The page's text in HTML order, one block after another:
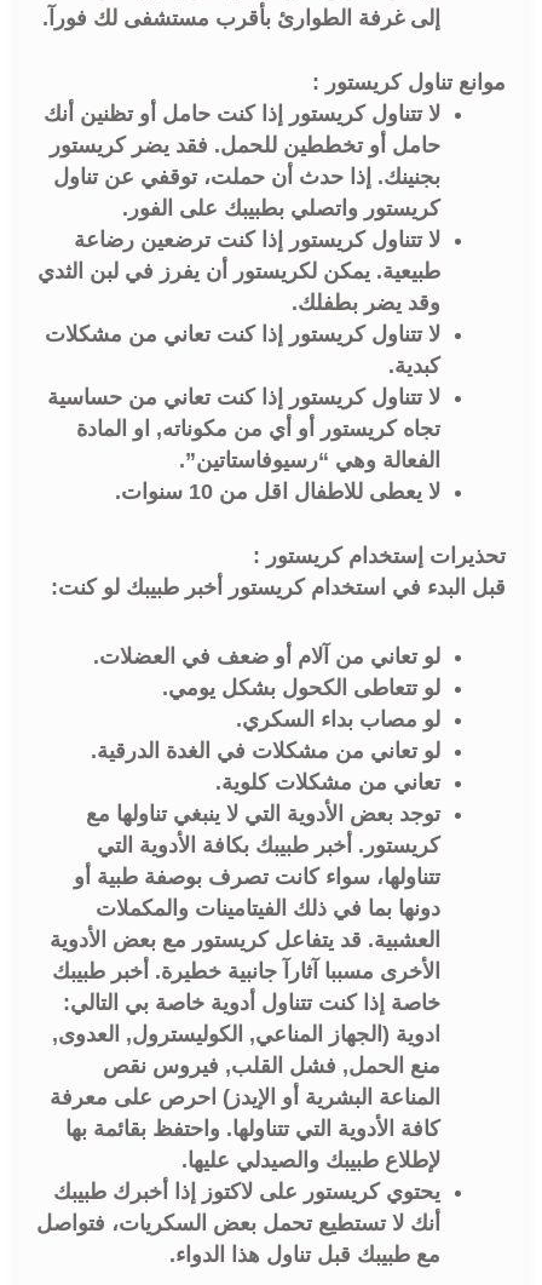
إلى غرفة الطوارئ بأقرب مستشفى لك فورآ.
موانع تناول كريستور :
لا تتناول كريستور إذا كنت حامل أو تظنين أنك
حامل أو تخططين للحمل. فقد يضر كريستور
بجنينك. إذا حدث أن حملت، توقفي عن تناول
كريستور واتصلي بطبيبك على الفور.
لا تتناول كريستور إذا كنت ترضعين رضاعة
طبيعية. يمكن لكريستور أن يفرز في لبن الثدي
وقد يضر بطفلك.
لا تتناول كريستور إذا كنت تعاني من مشكلات
كبدية.
لا تتناول كريستور إذا كنت تعاني من حساسية
تجاه كريستور أو أي من مكوناته, او المادة
الفعالة وهي “رسيوفاستاتين”.
لا يعطى للاطفال اقل من 10 سنوات.
تحذيرات إستخدام كريستور :
قبل البدء في استخدام كريستور أخبر طبيبك لو كنت:
لو تعاني من آلام أو ضعف في العضلات.
لو تتعاطى الكحول بشكل يومي.
لو مصاب بداء السكري.
لو تعاني من مشكلات في الغدة الدرقية.
تعاني من مشكلات كلوية.
توجد بعض الأدوية التي لا ينبغي تناولها مع
كريستور. أخبر طبيبك بكافة الأدوية التي
تتناولها، سواء كانت تصرف بوصفة طبية أو
دونها بما في ذلك الفيتامينات والمكملات
العشبية. قد يتفاعل كريستور مع بعض الأدوية
الأخرى مسببا آثارآ جانبية خطيرة. أخبر طبيبك
خاصة إذا كنت تتناول أدوية خاصة بي التالي:
ادوية (الجهاز المناعي, الكوليسترول, العدوى,
منع الحمل, فشل القلب, فيروس نقص
المناعة البشرية أو الإيدز) احرص على معرفة
كافة الأدوية التي تتناولها. واحتفظ بقائمة بها
لإطلاع طبيبك والصيدلي عليها.
يحتوي كريستور على لاكتوز إذا أخبرك طبيبك
أنك لا تستطيع تحمل بعض السكريات، فتواصل
مع طبيبك قبل تناول هذا الدواء.